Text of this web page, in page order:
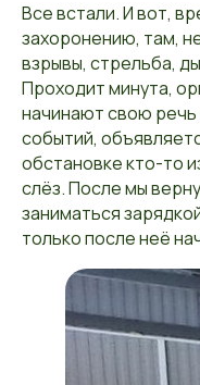
Все встали. И вот,
захоронению, там,
взрывы, стрельба,
Проходит минута,
начинают свою
событий,
обстановке кто-то
слёз. После мы
заниматься
только после неё